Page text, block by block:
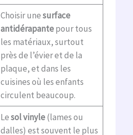
Choisir unesurface
antidérapantepour tous
les matériaux, surtout
près de l’évier et de la
plaque, et dans les
cuisines où les enfants
circulent beaucoup.
Lesol vinyle(lames ou
dalles) est souvent le plus